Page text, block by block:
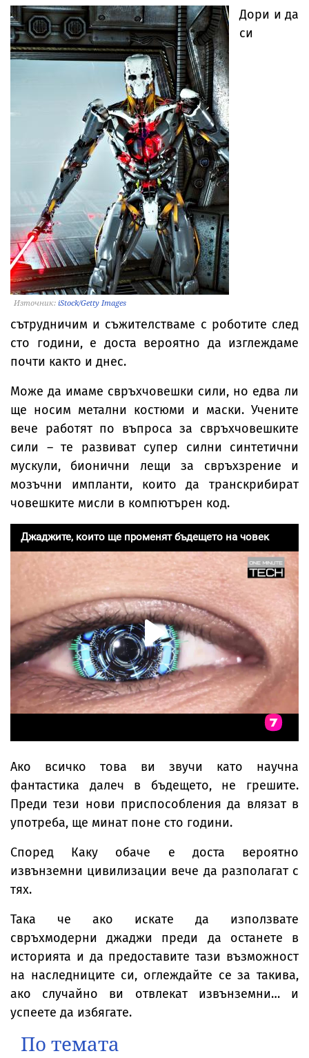
Източник: iStock/Getty Images
Дори и да
си
сътрудничим и съжителстваме с роботите след
сто години, е доста вероятно да изглеждаме
почти както и днес.
Може да имаме свръхчовешки сили, но едва ли
ще носим метални костюми и маски. Учените
вече работят по въпроса за свръхчовешките
сили – те развиват супер силни синтетични
мускули, бионични лещи за свръхзрение и
мозъчни импланти, които да транскрибират
човешките мисли в компютърен код.
Ако всичко това ви звучи като научна
фантастика далеч в бъдещето, не грешите.
Преди тези нови приспособления да влязат в
употреба, ще минат поне сто години.
Според Каку обаче е доста вероятно
извънземни цивилизации вече да разполагат с
тях.
Така че ако искате да използвате
свръхмодерни джаджи преди да останете в
историята и да предоставите тази възможност
на наследниците си, оглеждайте се за такива,
ако случайно ви отвлекат извънземни… и
успеете да избягате.
По темата